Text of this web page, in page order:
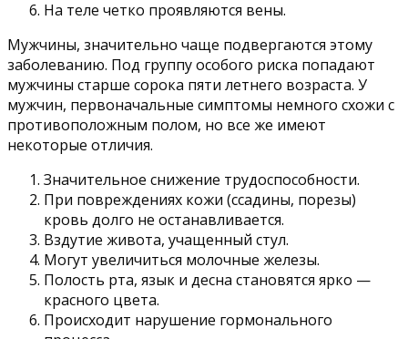
На теле четко проявляются вены.
Мужчины, значительно чаще подвергаются этому
заболеванию. Под группу особого риска попадают
мужчины старше сорока пяти летнего возраста. У
мужчин, первоначальные симптомы немного схожи с
противоположным полом, но все же имеют
некоторые отличия.
Значительное снижение трудоспособности.
При повреждениях кожи (ссадины, порезы)
кровь долго не останавливается.
Вздутие живота, учащенный стул.
Могут увеличиться молочные железы.
Полость рта, язык и десна становятся ярко —
красного цвета.
Происходит нарушение гормонального